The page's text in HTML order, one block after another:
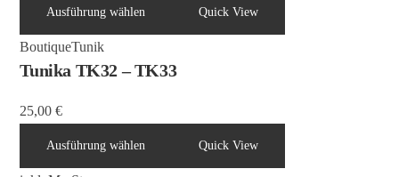
Ausführung wählen Quick View
BoutiqueTunik
Tunika TK32 – TK33
25,00€
Ausführung wählen Quick View